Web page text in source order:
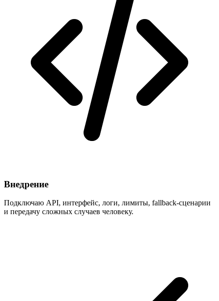
Внедрение
Подключаю API, интерфейс, логи, лимиты, fallback-сценарии
и передачу сложных случаев человеку.